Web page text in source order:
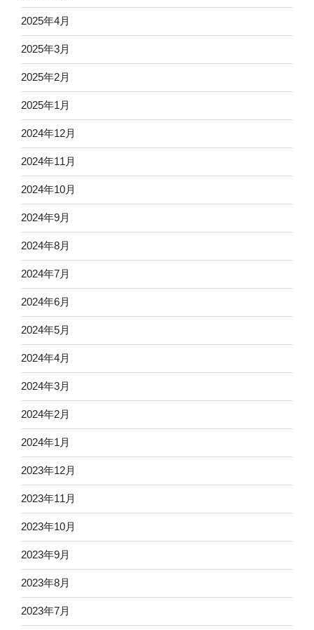
2025年4月
2025年3月
2025年2月
2025年1月
2024年12月
2024年11月
2024年10月
2024年9月
2024年8月
2024年7月
2024年6月
2024年5月
2024年4月
2024年3月
2024年2月
2024年1月
2023年12月
2023年11月
2023年10月
2023年9月
2023年8月
2023年7月